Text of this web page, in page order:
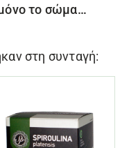
το σώμα…
στη συνταγή: